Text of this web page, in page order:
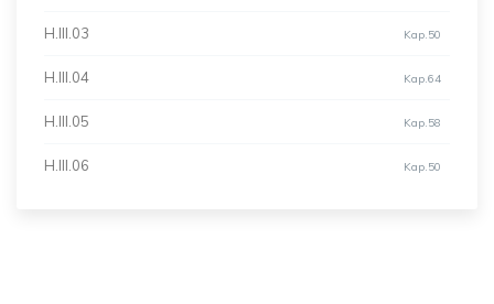
H.III.03 Kap.50
H.III.04 Kap.64
H.III.05 Kap.58
H.III.06 Kap.50